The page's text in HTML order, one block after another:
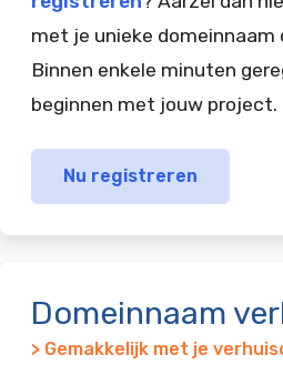
met je unieke
Binnen enkele minuten
beginnen met jouw project.
Nu registreren
Domeinnaam
> Gemakkelijk met je